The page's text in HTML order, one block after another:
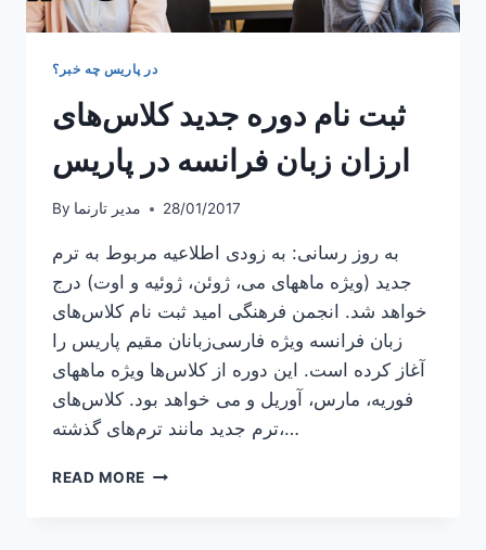
در پاریس چه خبر؟
ثبت نام دوره جدید کلاس‌های
ارزان زبان فرانسه در پاریس
By مدیر تارنما 28/01/2017
به روز رسانی: به زودی اطلاعیه مربوط به ترم
جدید (ویژه ماههای می، ژوئن، ژوئیه و اوت) درج
خواهد شد. انجمن فرهنگی امید ثبت نام کلاس‌های
زبان فرانسه ویژه فارسی‌زبانان مقیم پاریس را
آغاز کرده است. این دوره از کلاس‌ها ویژه ماههای
فوریه، مارس، آوریل و می خواهد بود. کلاس‌های
ترم جدید مانند ترم‌های گذشته،…
READ MORE ثبت